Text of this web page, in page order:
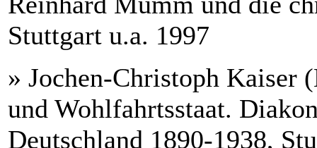
Stuttgart u.a. 1997
» Jochen-Christoph Kaiser
und Wohlfahrtsstaat.
Deutschland 1890-1938,